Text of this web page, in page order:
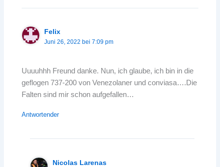
Felix
Juni 26, 2022 bei 7:09 pm
Uuuuhhh Freund danke. Nun, ich glaube, ich bin in die
geflogen 737-200 von Venezolaner und conviasa….Die
Falten sind mir schon aufgefallen…
Antwortender
Nicolas Larenas